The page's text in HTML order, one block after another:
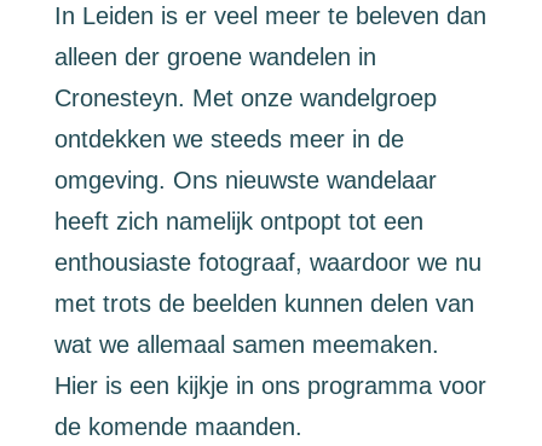
In Leiden is er veel meer te beleven dan
alleen der groene wandelen in
Cronesteyn. Met onze wandelgroep
ontdekken we steeds meer in de
omgeving. Ons nieuwste wandelaar
heeft zich namelijk ontpopt tot een
enthousiaste fotograaf, waardoor we nu
met trots de beelden kunnen delen van
wat we allemaal samen meemaken.
Hier is een kijkje in ons programma voor
de komende maanden.